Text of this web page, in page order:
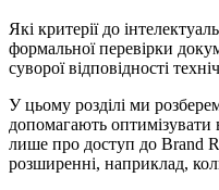
Які критерії до
формальної перевірки
суворої відповідності
У цьому розділі ми
допомагають оптимізувати
лише про доступ до Brand
розширенні, наприклад,